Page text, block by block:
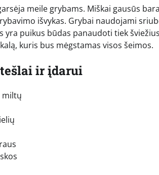
meile grybams. Miškai gausūs
išvykas. Grybai naudojami
yra puikus būdas panaudoti tiek
kuris bus mėgstamas visos šeimos.
ir įdarui
miltų